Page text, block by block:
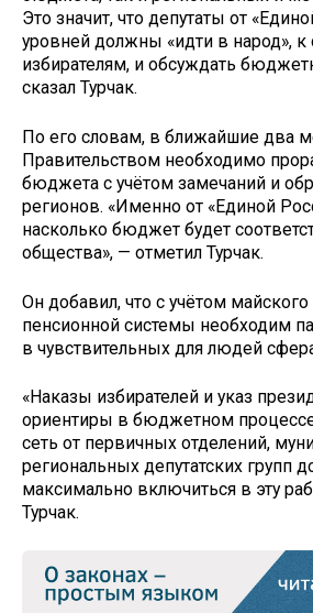
Это значит, что депутаты от
уровней должны «идти в народ»,
избирателям, и обсуждать
сказал Турчак.
По его словам, в ближайшие два
Правительством необходимо
бюджета с учётом замечаний и
регионов. «Именно от «Единой
насколько бюджет будет
общества», — отметил Турчак.
Он добавил, что с учётом
пенсионной системы необходим
в чувствительных для людей
«Наказы избирателей и указ
ориентиры в бюджетном
сеть от первичных отделений,
региональных депутатских групп
максимально включиться в эту
Турчак.